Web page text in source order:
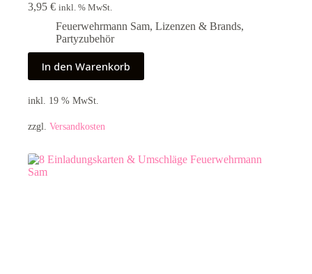
3,95 € inkl. % MwSt.
Feuerwehrmann Sam, Lizenzen & Brands,
Partyzubehör
In den Warenkorb
inkl. 19 % MwSt.
zzgl. Versandkosten